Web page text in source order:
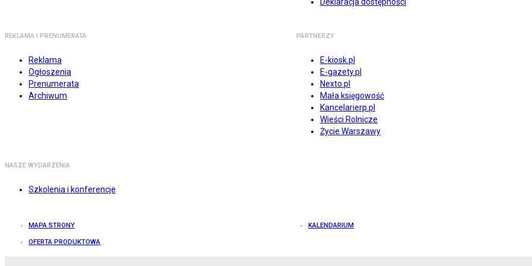
REKLAMA I PRENUMERATA
Reklama
Ogłoszenia
Prenumerata
Archiwum
PARTNERZY
E-kiosk.pl
E-gazety.pl
Nexto.pl
Mała księgowość
Kancelarierp.pl
Wieści Rolnicze
Życie Warszawy
NASZE WYDARZENIA
Szkolenia i konferencje
MAPA STRONY KALENDARIUM
OFERTA PRODUKTOWA